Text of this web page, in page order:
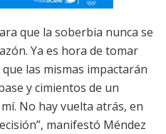
que la soberbia nunca se
Ya es hora de tomar
las mismas impactarán
y cimientos de un
No hay vuelta atrás, en
manifestó Méndez